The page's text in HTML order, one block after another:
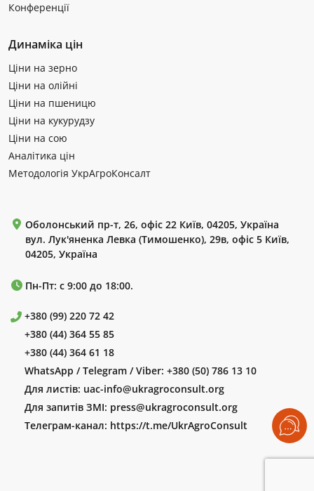
Конференції
Динаміка цін
Ціни на зерно
Ціни на олійні
Ціни на пшеницю
Ціни на кукурудзу
Ціни на сою
Аналітика цін
Методологія УкрАгроКонсалт
Оболонський пр-т, 26, офіс 22 Київ, 04205, Україна
вул. Лук'яненка Левка (Тимошенко), 29в, офіс 5 Київ,
04205, Україна
Пн-Пт: с 9:00 до 18:00.
+380 (99) 220 72 42
+380 (44) 364 55 85
+380 (44) 364 61 18
WhatsApp / Telegram / Viber: +380 (50) 786 13 10
Для листів: uac-info@ukragroconsult.org
Для запитів ЗМІ: press@ukragroconsult.org
Телеграм-канал: https://t.me/UkrAgroConsult